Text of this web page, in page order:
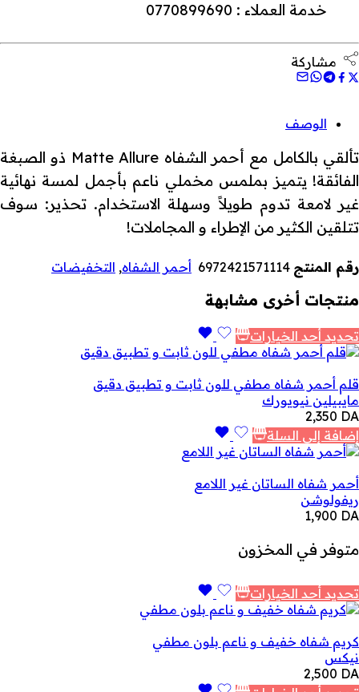
خدمة العملاء : 0770899690
مشاركة
الوصف
تألقي بالكامل مع أحمر الشفاه Matte Allure ذو الصبغة
الفائقة! يتميز بملمس مخملي ناعم بأجمل لمسة نهائية
غير لامعة تدوم طويلاً وسهلة الاستخدام. تحذير: سوف
تتلقين الكثير من الإطراء و المجاملات!
رقم المنتج 6972421571114 أحمر الشفاه, التخفيضات
منتجات أخرى مشابهة
تحديد أحد الخيارات
قلم أحمر شفاه مطفي للون ثابت و تطبيق دقيق
مايبيلين نيويورك
2,350 DA
إضافة إلى السلة
أحمر شفاه الساتان غير اللامع
ريفولوشن
1,900 DA
متوفر في المخزون
تحديد أحد الخيارات
كريم شفاه خفيف و ناعم بلون مطفي
نيكس
2,500 DA